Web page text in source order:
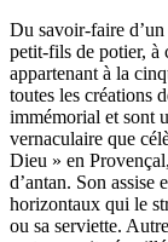
Du savoir-faire
petit-fils de potier, à
appartenant à la
toutes les créations
immémorial et sont
vernaculaire que
Dieu » en
d’antan. Son assise
horizontaux qui le
ou sa serviette.